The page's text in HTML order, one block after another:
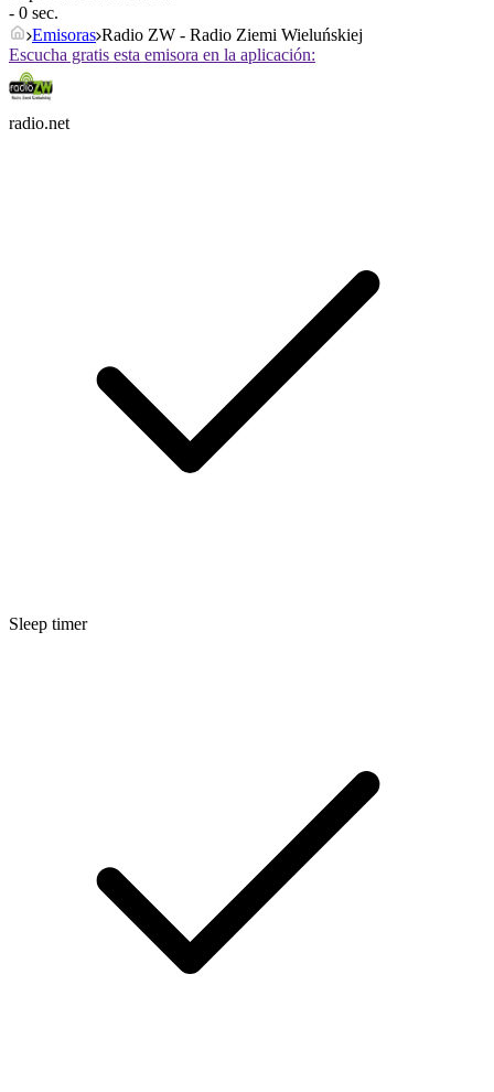
- 0 sec.
Emisoras Radio ZW - Radio Ziemi Wieluńskiej
Escucha gratis esta emisora en la aplicación:
radio.net
Sleep timer